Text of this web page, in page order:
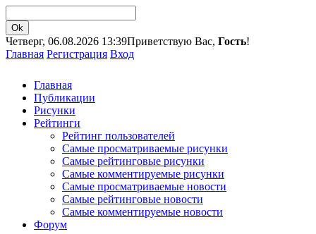
Четверг, 06.08.2026 13:39Приветствую Вас, Гость!
Главная Регистрация Вход
Главная
Публикации
Рисунки
Рейтинги
Рейтинг пользователей
Самые просматриваемые рисунки
Самые рейтинговые рисунки
Самые комментируемые рисунки
Самые просматриваемые новости
Самые рейтинговые новости
Самые комментируемые новости
Форум